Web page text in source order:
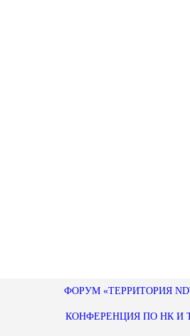
ФОРУМ «ТЕРРИТОРИЯ
КОНФЕРЕНЦИЯ ПО НК И